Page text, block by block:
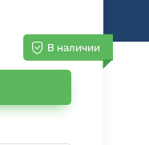
В наличии